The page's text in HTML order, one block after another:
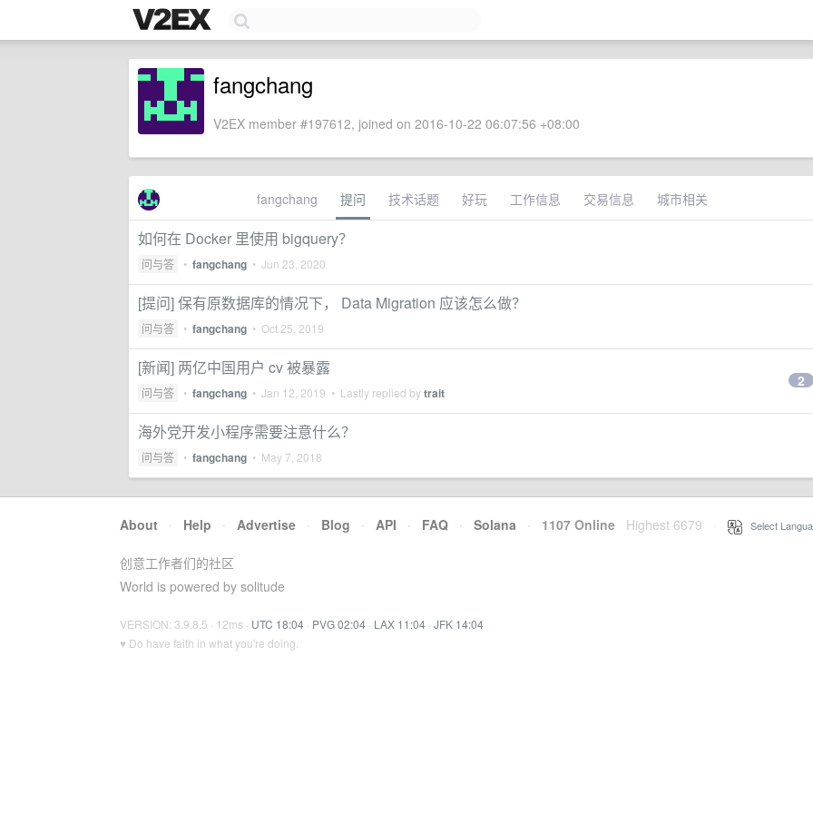
fangchang
V2EX member #197612, joined on 2016-10-22 06:07:56 +08:00
fangchang 提问 技术话题 好玩 工作信息 交易信息 城市相关
如何在 Docker 里使用 bigquery？
问与答 • fangchang • Jun 23, 2020
[提问] 保有原数据库的情况下， Data Migration 应该怎么做？
问与答 • fangchang • Oct 25, 2019
[新闻] 两亿中国用户 cv 被暴露
问与答 • fangchang • Jan 12, 2019 • Lastly replied bytrait
2
海外党开发小程序需要注意什么？
问与答 • fangchang • May 7, 2018
About · Help · Advertise · Blog · API · FAQ · Solana · 1107 Online Highest 6679 Select
创意工作者们的社区
World is powered by solitude
VERSION: 3.9.8.5 · 12ms · UTC 18:04 · PVG 02:04 · LAX 11:04 · JFK 14:04
♥ Do have faith in what you're doing.